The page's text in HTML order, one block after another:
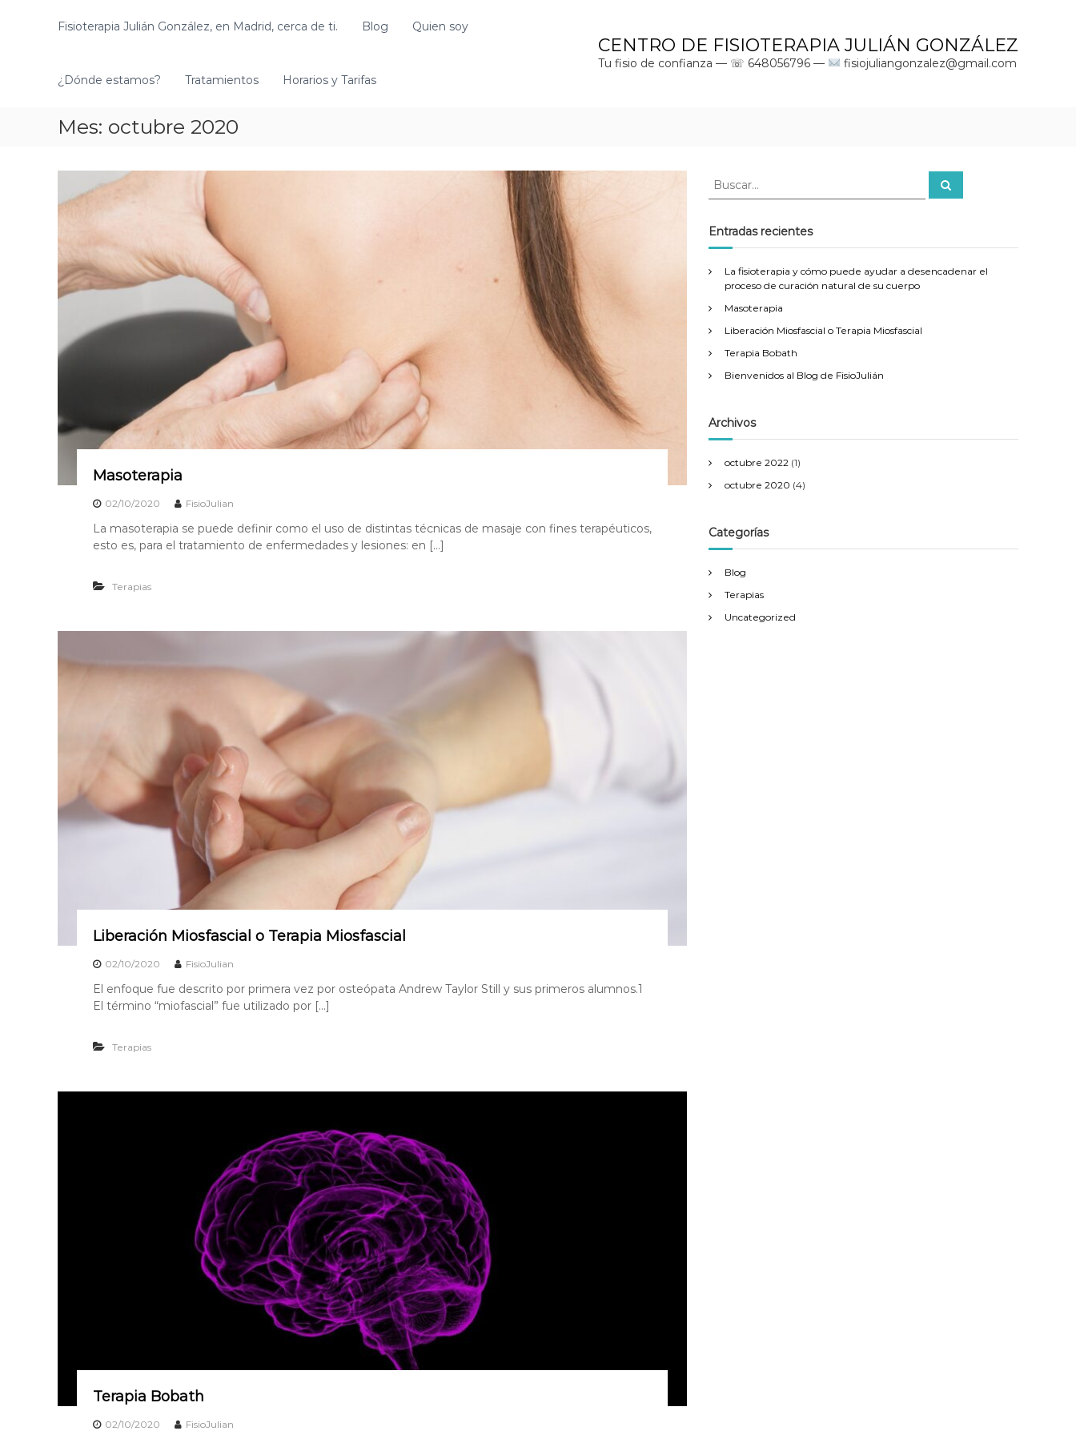
CENTRO DE FISIOTERAPIA JULIÁN GONZÁLEZ
Tu fisio de confianza — ☏ 648056796 — fisiojuliangonzalez@gmail.com
Fisioterapia Julián González, en Madrid, cerca de ti. Blog Quien soy
¿Dónde estamos? Tratamientos Horarios y Tarifas
Mes: octubre 2020
Masoterapia
02/10/2020 FisioJulian
La masoterapia se puede definir como el uso de distintas técnicas de masaje con fines terapéuticos,
esto es, para el tratamiento de enfermedades y lesiones: en […]
Terapias
Liberación Miosfascial o Terapia Miosfascial
02/10/2020 FisioJulian
El enfoque fue descrito por primera vez por osteópata Andrew Taylor Still y sus primeros alumnos.1​
El término “miofascial” fue utilizado por […]
Terapias
Terapia Bobath
02/10/2020 FisioJulian
B
c
a
:
B
u
Entradas recientes
La fisioterapia y cómo puede ayudar a desencadenar el
proceso de curación natural de su cuerpo
Masoterapia
Liberación Miosfascial o Terapia Miosfascial
Terapia Bobath
Bienvenidos al Blog de FisioJulián
Archivos
octubre 2022 (1)
octubre 2020 (4)
Categorías
Blog
Terapias
Uncategorized